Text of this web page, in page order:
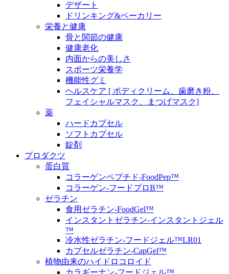
デザート
ドリンキング&ベーカリー
栄養と健康
骨と関節の健康
健康老化
内面からの美しさ
スポーツ栄養学
機能性グミ
ヘルスケア [ ボディクリーム、歯磨き粉、
フェイシャルマスク、まつげマスク]
薬
ハードカプセル
ソフトカプセル
錠剤
プロダクツ
蛋白質
コラーゲンペプチド-FoodPep™
コラーゲン-フードプロB™
ゼラチン
食用ゼラチン-FoodGel™
インスタントゼラチン-インスタントジェル
™
冷水性ゼラチン-フードジェル™LR01
カプセルゼラチン-CapGel™
植物由来のハイドロコロイド
カラギーナン-フードジェル™